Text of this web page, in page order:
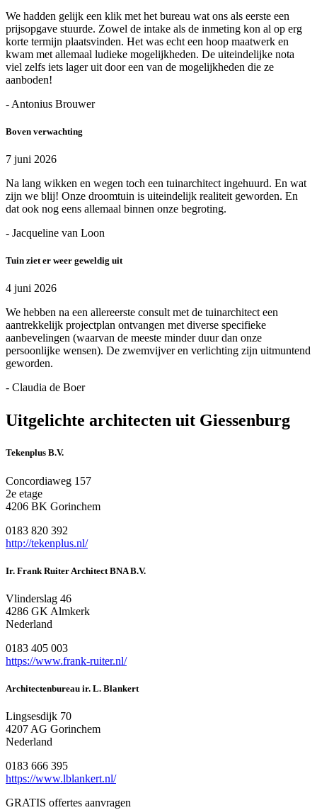
We hadden gelijk een klik met het bureau wat ons als eerste een
prijsopgave stuurde. Zowel de intake als de inmeting kon al op erg
korte termijn plaatsvinden. Het was echt een hoop maatwerk en
kwam met allemaal ludieke mogelijkheden. De uiteindelijke nota
viel zelfs iets lager uit door een van de mogelijkheden die ze
aanboden!
- Antonius Brouwer
Boven verwachting
7 juni 2026
Na lang wikken en wegen toch een tuinarchitect ingehuurd. En wat
zijn we blij! Onze droomtuin is uiteindelijk realiteit geworden. En
dat ook nog eens allemaal binnen onze begroting.
- Jacqueline van Loon
Tuin ziet er weer geweldig uit
4 juni 2026
We hebben na een allereerste consult met de tuinarchitect een
aantrekkelijk projectplan ontvangen met diverse specifieke
aanbevelingen (waarvan de meeste minder duur dan onze
persoonlijke wensen). De zwemvijver en verlichting zijn uitmuntend
geworden.
- Claudia de Boer
Uitgelichte architecten uit Giessenburg
Tekenplus B.V.
Concordiaweg 157
2e etage
4206 BK Gorinchem
0183 820 392
http://tekenplus.nl/
Ir. Frank Ruiter Architect BNA B.V.
Vlinderslag 46
4286 GK Almkerk
Nederland
0183 405 003
https://www.frank-ruiter.nl/
Architectenbureau ir. L. Blankert
Lingsesdijk 70
4207 AG Gorinchem
Nederland
0183 666 395
https://www.lblankert.nl/
GRATIS offertes aanvragen